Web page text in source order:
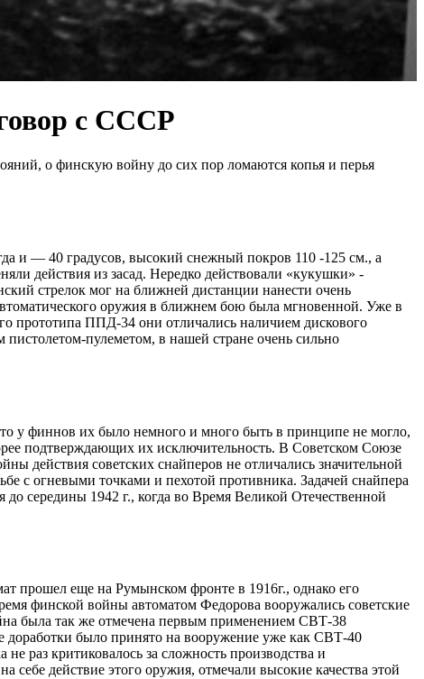
с СССР
о финскую войну до сих пор ломаются копья и перья
и — 40 градусов, высокий снежный покров 110 -125 см., а
действия из засад. Нередко действовали «кукушки» -
стрелок мог на ближней дистанции нанести очень
оружия в ближнем бою была мгновенной. Уже в
прототипа ППД-34 они отличались наличием дискового
пулеметом, в нашей стране очень сильно
у финнов их было немного и много быть в принципе не могло,
подтверждающих их исключительность. В Советском Союзе
действия советских снайперов не отличались значительной
с огневыми точками и пехотой противника. Задачей снайпера
до середины 1942 г., когда во Время Великой Отечественной
прошел еще на Румынском фронте в 1916г., однако его
финской войны автоматом Федорова вооружались советские
была так же отмечена первым применением СВТ-38
доработки было принято на вооружение уже как СВТ-40
раз критиковалось за сложность производства и
действие этого оружия, отмечали высокие качества этой